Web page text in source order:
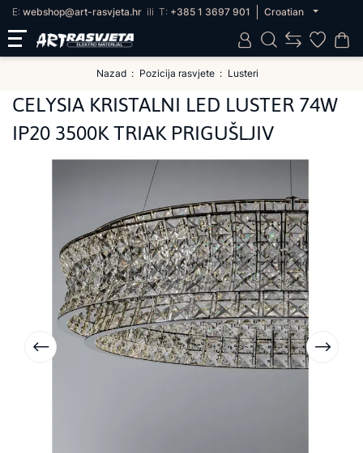
E: webshop@art-rasvjeta.hr ili T: +385 1 3697 901 Croatian
Nazad Pozicija rasvjete Lusteri
CELYSIA KRISTALNI LED LUSTER 74W
IP20 3500K TRIAK PRIGUŠLJIV